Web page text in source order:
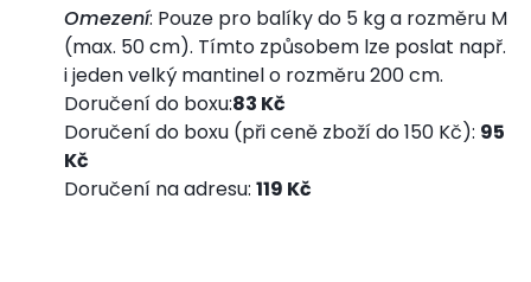
Omezení: Pouze pro balíky do 5 kg a rozměru M
(max. 50 cm). Tímto způsobem lze poslat např.
i jeden velký mantinel o rozměru 200 cm.
Doručení do boxu:83 Kč
Doručení do boxu (při ceně zboží do 150 Kč): 95
Kč
Doručení na adresu:119 Kč